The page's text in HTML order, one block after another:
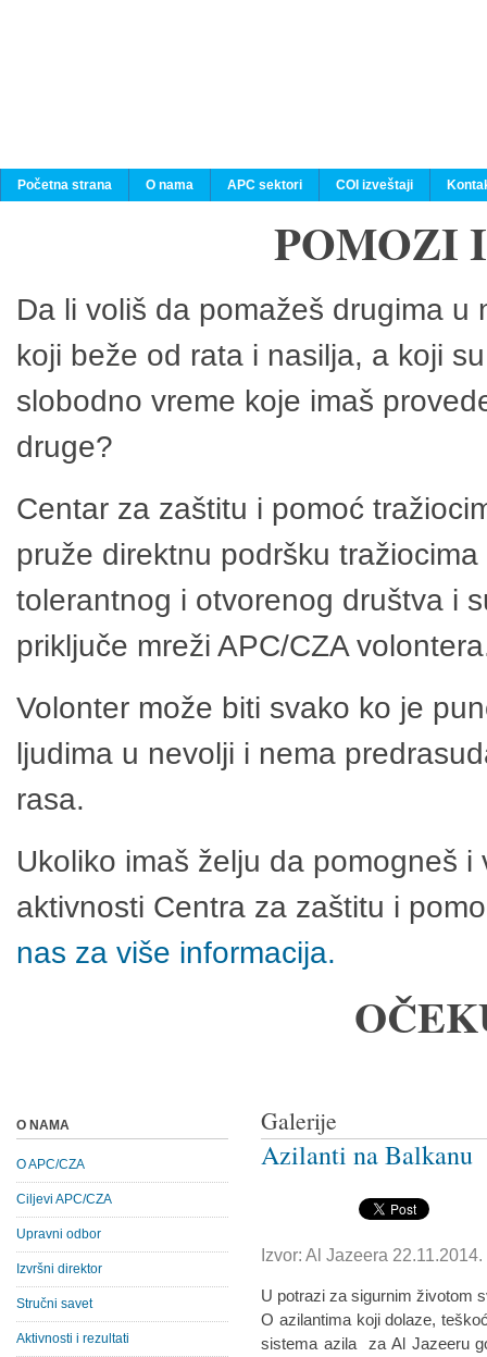
Početna strana O nama APC sektori COI izveštaji
POMOZI
Da li voliš da pomažeš drugima
koji beže od rata i nasilja, a koji
slobodno vreme koje imaš
druge?
Centar za zaštitu i pomoć
pruže direktnu podršku
tolerantnog i otvorenog društva i
priključe mreži APC/CZA
Volonter može biti svako ko je
ljudima u nevolji i nema
rasa.
Ukoliko imaš želju da pomogneš
aktivnosti Centra za zaštitu i
nas za više informacija.
Galerije
Azilanti na Balkanu
Izvor: Al Jazeera 22.11.2014.
U potrazi za sigurnim životom
O azilantima koji dolaze,
sistema azila za Al Jazeeru
O NAMA
O APC/CZA
Ciljevi APC/CZA
Upravni odbor
Izvršni direktor
Stručni savet
Aktivnosti i rezultati